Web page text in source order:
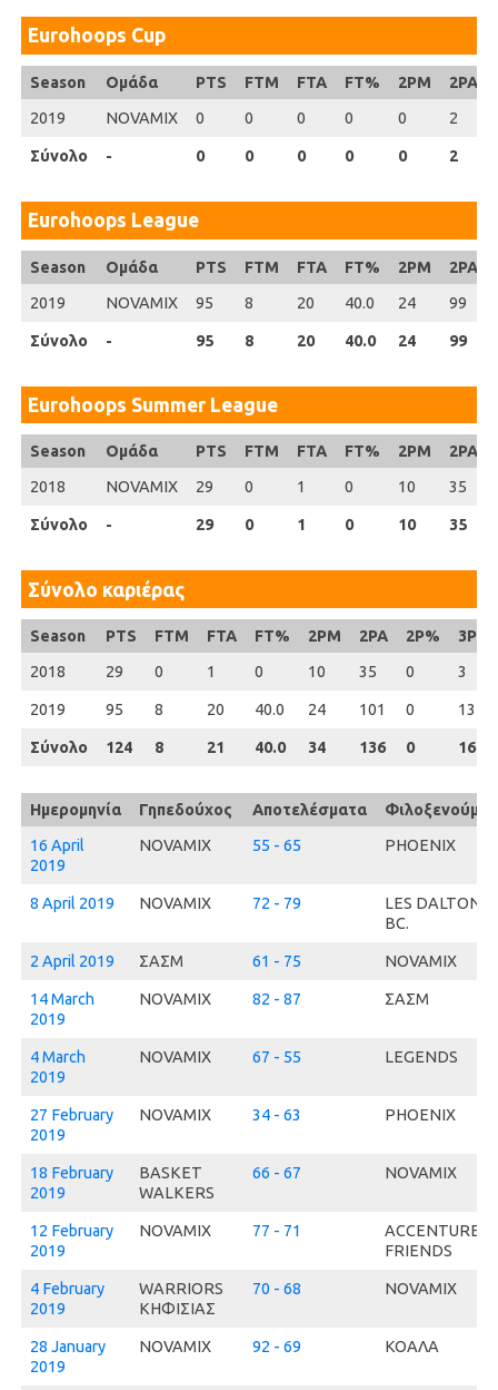
Eurohoops Cup
Season
2019
Σύνολο
Season Ομάδα PTS FTM FTA FT% 2PM 2PA
2019
NOVAMIX 0 0 0 0 0 2
Σύνολο - 0 0 0 0 0 2
Eurohoops League
Season
2019
Σύνολο
Season Ομάδα PTS FTM FTA FT% 2PM 2PA
2019
NOVAMIX 95 8 20 40.0 24 99
Σύνολο - 95 8 20 40.0 24 99
Eurohoops Summer League
Season
2018
Σύνολο
Season Ομάδα PTS FTM FTA FT% 2PM 2PA
2018
NOVAMIX 29 0 1 0 10 35
Σύνολο - 29 0 1 0 10 35
Σύνολο καριέρας
Season
2018
2019
Σύνολο
Season PTS FTM FTA FT% 2PM 2PA 2P%
3PM
2018
29 0 1 0 10 35 0 3
2019 95 8 20 40.0 24 101 0 13
Σύνολο 124 8 21 40.0 34 136 0 16
Ημερομηνία Γηπεδούχος Αποτελέσματα
16 April
2019
NOVAMIX 55 - 65 PHOENIX
8 April 2019 NOVAMIX 72 - 79
LES DALTONS
BC.
2 April 2019 ΣΑΣΜ 61 - 75 NOVAMIX
14 March
2019
NOVAMIX 82 - 87 ΣΑΣΜ
4 March
2019
NOVAMIX 67 - 55 LEGENDS
27 February
2019
NOVAMIX 34 - 63 PHOENIX
18 February
2019
BASKET
WALKERS
66 - 67 NOVAMIX
12 February
2019
NOVAMIX 77 - 71
ACCENTURE +
FRIENDS
4 February
2019
WARRIORS
ΚΗΦΙΣΙΑΣ
70 - 68 NOVAMIX
28 January
2019
NOVAMIX 92 - 69 ΚΟΑΛΑ